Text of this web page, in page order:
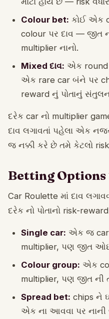
Colour bet: કોઈ એક
colour પર દાવ — જીત
multiplier નાનો.
Mixed દાવ: એક
એક rare car બંને પર
reward નું પોતાનું
દરેક car નો multiplier
દાવ લગાવતાં પહેલા એક
જ નક્કી કરે છે તમે કેટલો
Betting
Car Roulette માં દાવ
દરેક નો પોતાનો risk-
Single car: એક જ car
multiplier, પણ જીત
Colour group: એક
multiplier, પણ જીત ની
Spread bet: chips ને
એક ના આવવા પર નાની